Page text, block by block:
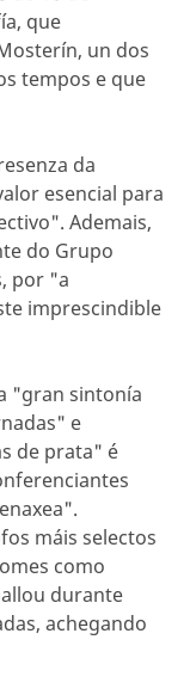
que
un dos
tempos e que
da
esencial para
Ademais,
do Grupo
por "a
imprescindible
"gran sintonía
e
de prata" é
máis selectos
como
durante
achegando